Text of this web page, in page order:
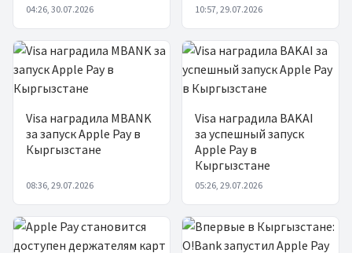
04:26, 30.07.2026 10:57, 29.07.2026
Visa наградила MBANK
за запуск Apple Pay в
Кыргызстане
08:36, 29.07.2026
Visa наградила BAKAI
за успешный запуск
Apple Pay в
Кыргызстане
05:26, 29.07.2026